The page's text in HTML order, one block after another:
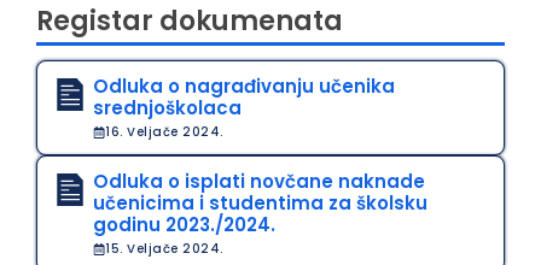
Registar dokumenata
Odluka o nagrađivanju učenika
srednjoškolaca
16. Veljače 2024.
Odluka o isplati novčane naknade
učenicima i studentima za školsku
godinu 2023./2024.
15. Veljače 2024.